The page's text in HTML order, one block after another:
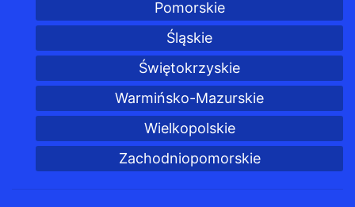
Pomorskie
Śląskie
Świętokrzyskie
Warmińsko-Mazurskie
Wielkopolskie
Zachodniopomorskie